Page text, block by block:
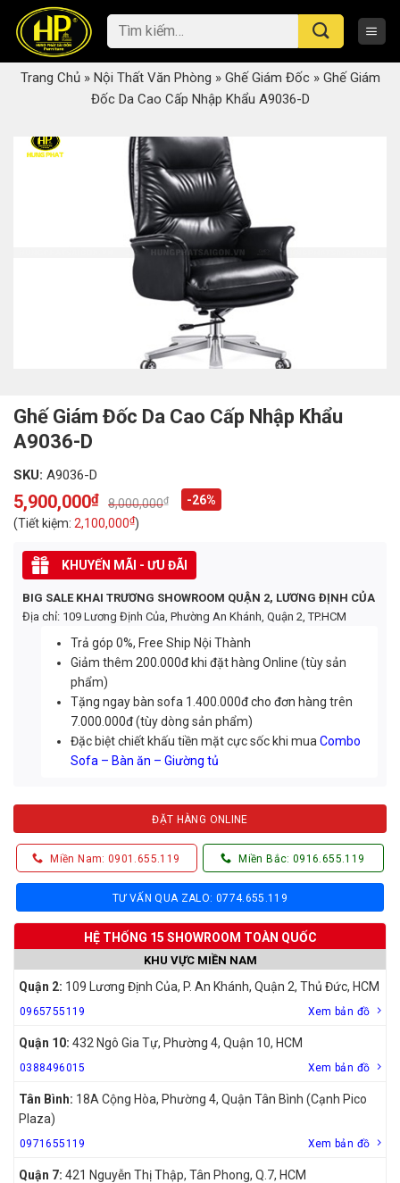
content
Tìm
kiếm:
Trang Chủ» Nội Thất Văn Phòng » Ghế Giám Đốc» Ghế Giám
Đốc Da Cao Cấp Nhập Khẩu A9036-D
Ghế Giám Đốc Da Cao Cấp Nhập Khẩu
A9036-D
SKU: A9036-D
8,000,000₫
Original
price
was:
8,000,000₫.
5,900,000₫
Current
price
is:
5,900,000₫.
-26%
(Tiết kiệm: 2,100,000₫)
KHUYẾN MÃI - ƯU ĐÃI
BIG SALE KHAI TRƯƠNG SHOWROOM QUẬN 2, LƯƠNG ĐỊNH CỦA
Địa chỉ: 109 Lương Định Của, Phường An Khánh, Quận 2, TP.HCM
Trả góp 0%, Free Ship Nội Thành
Giảm thêm 200.000đ khi đặt hàng Online (tùy sản
phẩm)
Tặng ngay bàn sofa 1.400.000đ cho đơn hàng trên
7.000.000đ (tùy dòng sản phẩm)
Đặc biệt chiết khấu tiền mặt cực sốc khi muaCombo
Sofa – Bàn ăn – Giường tủ
ĐẶT HÀNG ONLINE
Miền Nam: 0901.655.119 Miền Bắc: 0916.655.119
TƯ VẤN QUA ZALO: 0774.655.119
HỆ THỐNG 15 SHOWROOM TOÀN QUỐC
KHU VỰC MIỀN NAM
Quận 2: 109 Lương Định Của, P. An Khánh, Quận 2, Thủ Đức, HCM
0965755119 Xem bản đồ
Quận 10: 432 Ngô Gia Tự, Phường 4, Quận 10, HCM
0388496015 Xem bản đồ
Tân Bình: 18A Cộng Hòa, Phường 4, Quận Tân Bình (Cạnh Pico
Plaza)
0971655119 Xem bản đồ
Quận 7: 421 Nguyễn Thị Thập, Tân Phong, Q.7, HCM